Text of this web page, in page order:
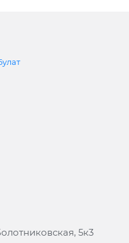
5к3